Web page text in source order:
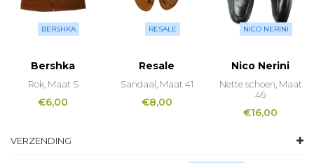
BERSHKA
Bershka
Rok, Maat S
€6,00
RESALE
Resale
Sandaal, Maat 41
€8,00
NICO NERINI
Nico Nerini
Nette schoen, Maat
46
€16,00
VERZENDING